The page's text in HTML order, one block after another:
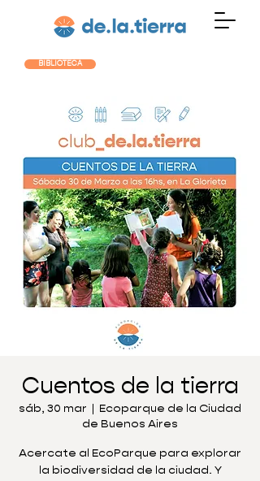
BIBLIOTECA
Cuentos de la tierra
sáb, 30 mar
Ecoparque de la Ciudad
de Buenos Aires
Acercate al EcoParque para explorar
la biodiversidad de la ciudad. Y